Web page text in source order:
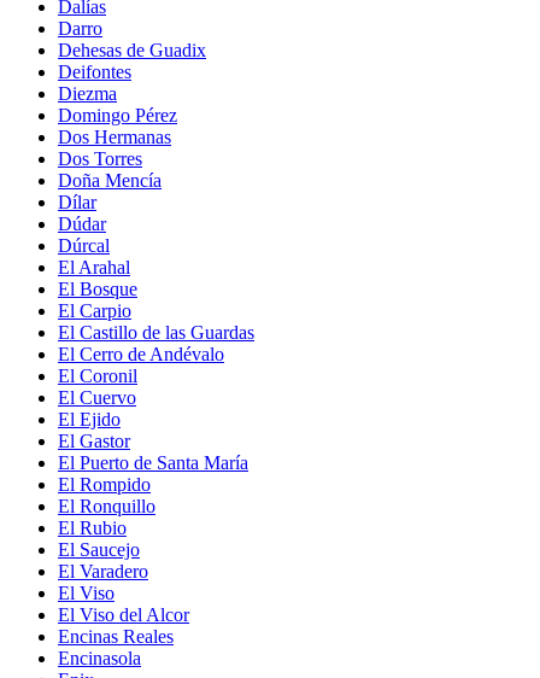
Dalías
Darro
Dehesas de Guadix
Deifontes
Diezma
Domingo Pérez
Dos Hermanas
Dos Torres
Doña Mencía
Dílar
Dúdar
Dúrcal
El Arahal
El Bosque
El Carpio
El Castillo de las Guardas
El Cerro de Andévalo
El Coronil
El Cuervo
El Ejido
El Gastor
El Puerto de Santa María
El Rompido
El Ronquillo
El Rubio
El Saucejo
El Varadero
El Viso
El Viso del Alcor
Encinas Reales
Encinasola